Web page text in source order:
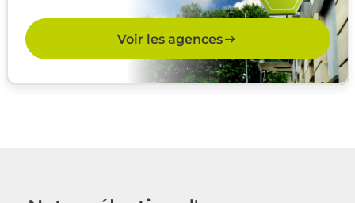
Voir les agences